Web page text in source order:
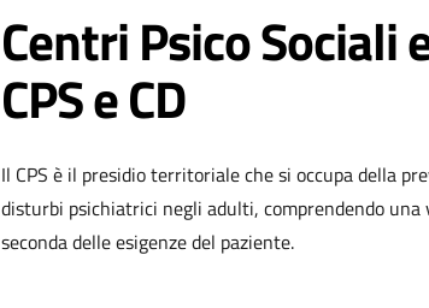
Centri Psico Sociali
CPS e CD
Il CPS è il presidio territoriale che si occupa della
disturbi psichiatrici negli adulti, comprendendo
seconda delle esigenze del paziente.